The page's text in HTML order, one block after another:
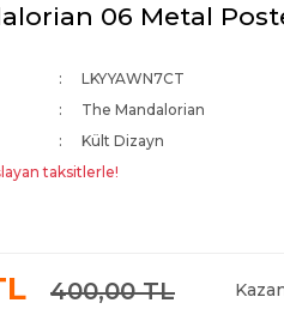
06 Metal
LKYYAWN7CT
The Mandalorian
Kült Dizayn
taksitlerle!
400,00 TL